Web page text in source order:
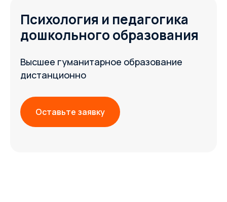
Психология и педагогика
дошкольного образования
Высшее гуманитарное образование
дистанционно
Оставьте заявку